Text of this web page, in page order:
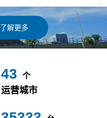
了解更多
49 个
运营城市